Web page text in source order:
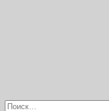
Найти: